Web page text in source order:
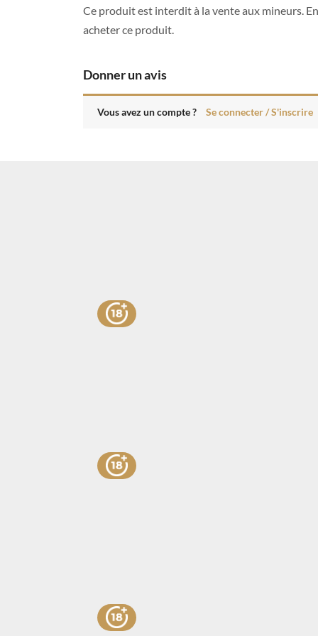
Ce produit est interdit à la vente aux mineurs.
acheter ce produit.
Donner un avis
Vous avez un compte ? Se connecter / S'inscrire